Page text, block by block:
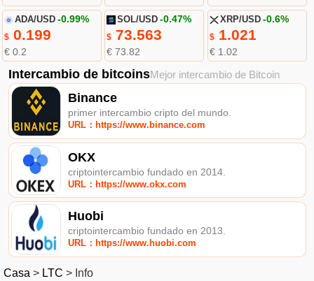
ADA/USD -0.99%
$0.199
€ 0.2
SOL/USD -0.47%
$ 73.563
€ 73.82
XRP/USD -0.6%
$1.021
€ 1.02
Intercambio de bitcoinsMejor intercambio de Bitcoin
Binance
primer intercambio cripto del mundo.
URL：https://www.binance.com
OKX
criptointercambio fundado en 2014.
URL：https://www.okx.com
Huobi
criptointercambio fundado en 2013.
URL：https://www.huobi.com
Casa > LTC > Info